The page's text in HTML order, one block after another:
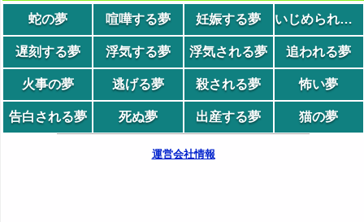
蛇の夢 喧嘩する夢 妊娠する夢 いじめられる夢
遅刻する夢 浮気する夢 浮気される夢 追われる夢
火事の夢 逃げる夢 殺される夢 怖い夢
告白される夢 死ぬ夢 出産する夢 猫の夢
運営会社情報